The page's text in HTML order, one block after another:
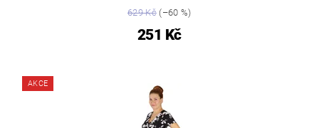
629 Kč(–60 %)
251 Kč
AKCE